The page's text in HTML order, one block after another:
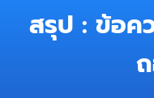
สรุป : ข้อค